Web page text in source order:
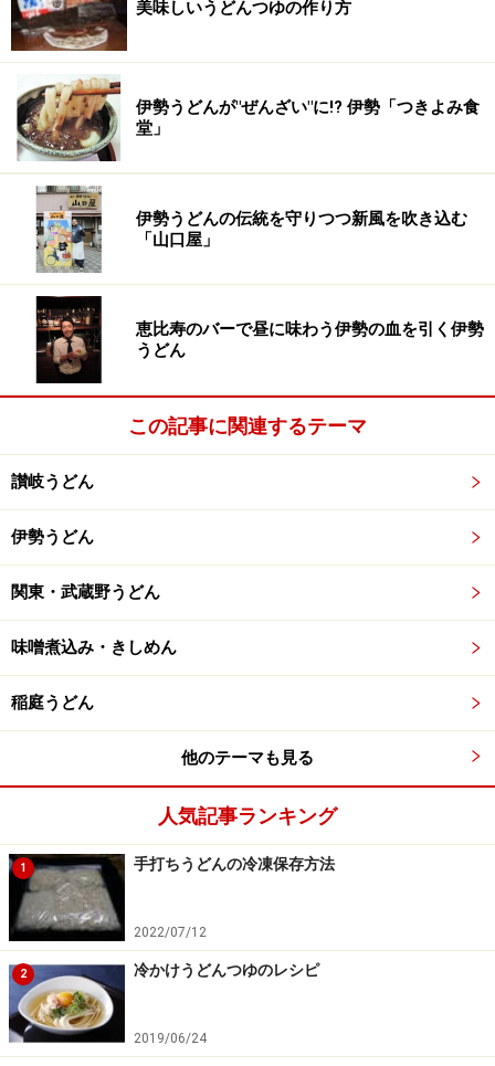
定休日 水曜日
●主なメニュー
しょうゆ小 200円 しょうゆ大 300円 しょうゆ特
400円
かけ(ひやひや・あつあつ・ひやあつ)小 230円 かけ
大 350円 かけ特 500円
湯だめ小 230円 湯だめ大 350円 湯だめ特 500
円
キツネ小 340円 キツネ大 460円 キツネ特 610
円
てんぷら やさい90円 げそ天110円
讃岐の名店巡り やまうち
※記事内容は執筆時点のものです。最新の内容をご確認くださ
い。
※メニューや料金などのデータは、取材時または記事公開時点で
の内容です。
美味しいうどんつゆの作り方
伊勢うどんが"ぜんざい"に!? 伊勢「つきよみ食
堂」
伊勢うどんの伝統を守りつつ新風を吹き込む
「山口屋」
恵比寿のバーで昼に味わう伊勢の血を引く伊勢
うどん
この記事に関連するテーマ
讃岐うどん
伊勢うどん
関東・武蔵野うどん
味噌煮込み・きしめん
稲庭うどん
他のテーマも見る
人気記事ランキング
1 手打ちうどんの冷凍保存方法
2022/07/12
2 冷かけうどんつゆのレシピ
2019/06/24